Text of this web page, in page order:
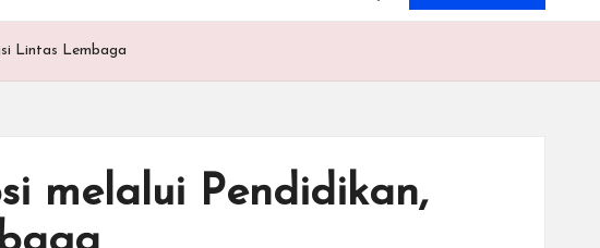
Lintas Lembaga
melalui Pendidikan,